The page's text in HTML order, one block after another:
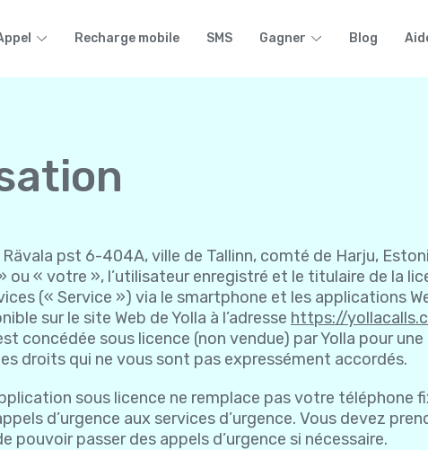
Recharge mobile SMS Gagner Blog
pst 6-404A, ville de Tallinn, comté de Harju,
ou « votre », l’utilisateur enregistré et le titulaire de la
(« Service ») via le smartphone et les applications
sur le site Web de Yolla à l’adresse https://
concédée sous licence (non vendue) par Yolla pour
droits qui ne vous sont pas expressément accordés.
sous licence ne remplace pas votre téléphone
d’urgence aux services d’urgence. Vous devez
passer des appels d’urgence si nécessaire.